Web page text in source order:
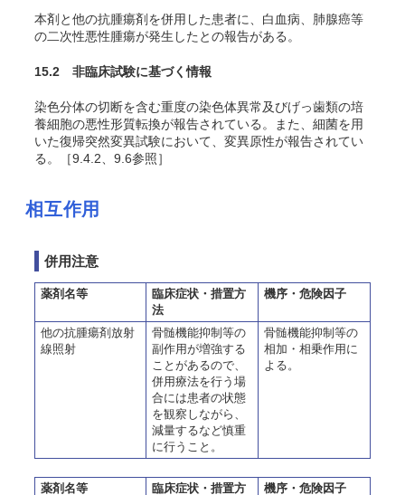
本剤と他の抗腫瘍剤を併用した患者に、白血病、肺腺癌等
の二次性悪性腫瘍が発生したとの報告がある。
15.2 非臨床試験に基づく情報
染色分体の切断を含む重度の染色体異常及びげっ歯類の培
養細胞の悪性形質転換が報告されている 。また、細菌を用
いた復帰突然変異試験において、変異原性が報告されてい
る。［9.4.2、9.6参照］
相互作用
併用注意
薬剤名等
臨床症状・措置方
法
機序・危険因子
他の抗腫瘍剤放射
線照射
骨髄機能抑制等の
副作用が増強する
ことがあるので、
併用療法を行う場
合には患者の状態
を観察しながら、
減量するなど慎重
に行うこと。
骨髄機能抑制等の
相加・相乗作用に
よる。
薬剤名等 臨床症状・措置方 機序・危険因子